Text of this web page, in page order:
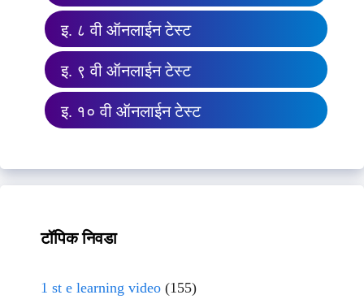
इ. ८ वी ऑनलाईन टेस्ट
इ. ९ वी ऑनलाईन टेस्ट
इ. १० वी ऑनलाईन टेस्ट
टॉपिक निवडा
1 st e learning video (155)